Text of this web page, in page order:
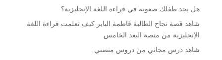
هل يجد طفلك صعوبة في قراءة اللغة الإنجليزية؟
شاهد قصة نجاح الطالبة فاطمة الباير كيف تعلمت قراءة اللغة
الإنجليزية من منصة البعد الخامس
شاهد درس مجاني من دروس منصتي